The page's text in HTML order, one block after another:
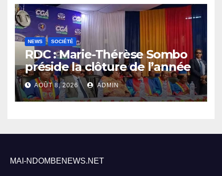
NEWS SOCIÉTÉ
RDC : Marie-Thérèse Sombo
préside la clôture de l’année
académique 2025-2026 à
l’UNIKIN
AOÛT 8, 2026 ADMIN
MAI-NDOMBENEWS.NET